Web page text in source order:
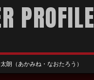
PROFILE
（あかみね・なおたろう）